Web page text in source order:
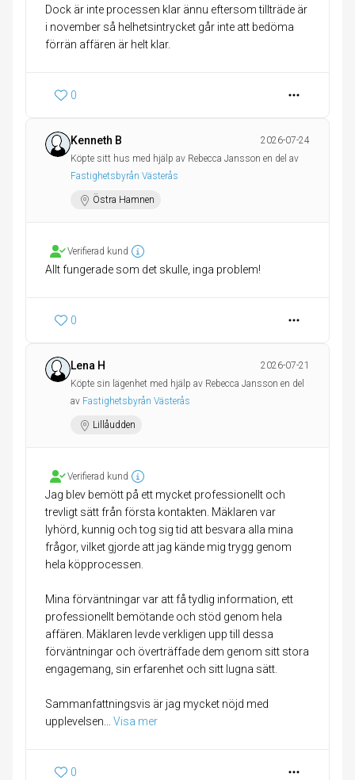
Dock är inte processen klar ännu eftersom tillträde är
i november så helhetsintrycket går inte att bedöma
förrän affären är helt klar.
0
Kenneth B
2026-07-24
Köpte sitt hus med hjälp av Rebecca Jansson en del av
Fastighetsbyrån Västerås
Östra Hamnen
Verifierad kund
Allt fungerade som det skulle, inga problem!
0
Lena H
2026-07-21
Köpte sin lägenhet med hjälp av Rebecca Jansson en del
av Fastighetsbyrån Västerås
Lillåudden
Verifierad kund
Jag blev bemött på ett mycket professionellt och
trevligt sätt från första kontakten. Mäklaren var
lyhörd, kunnig och tog sig tid att besvara alla mina
frågor, vilket gjorde att jag kände mig trygg genom
hela köpprocessen.
Mina förväntningar var att få tydlig information, ett
professionellt bemötande och stöd genom hela
affären. Mäklaren levde verkligen upp till dessa
förväntningar och överträffade dem genom sitt stora
engagemang, sin erfarenhet och sitt lugna sätt.
Sammanfattningsvis är jag mycket nöjd med
upplevelsen... Visa mer
0